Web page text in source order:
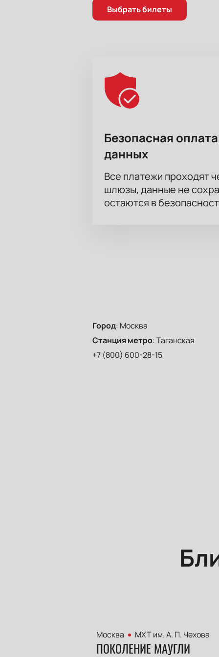
Выбрать билеты
Безопасная
данных
Все платежи проходят
шлюзы, данные не
остаются в
Город: Москва
Станция метро:Таганская
+7 (800) 600-28-15
Москва МХТ им. А. П. Чехова
ПОКОЛЕНИЕ МАУГЛИ